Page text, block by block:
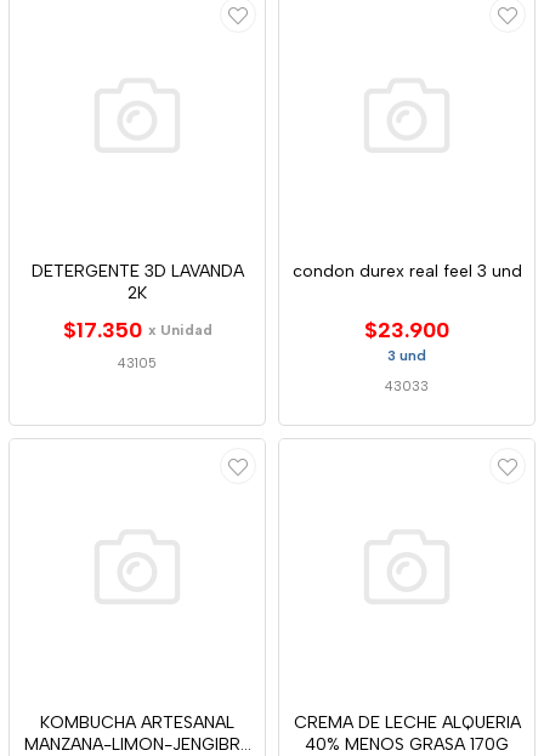
DETERGENTE 3D LAVANDA
2K
$17.350 x Unidad
43105
condon durex real feel 3 und
$23.900
3 und
43033
KOMBUCHA ARTESANAL
MANZANA-LIMON-JENGIBRE
CREMA DE LECHE ALQUERIA
40% MENOS GRASA 170G